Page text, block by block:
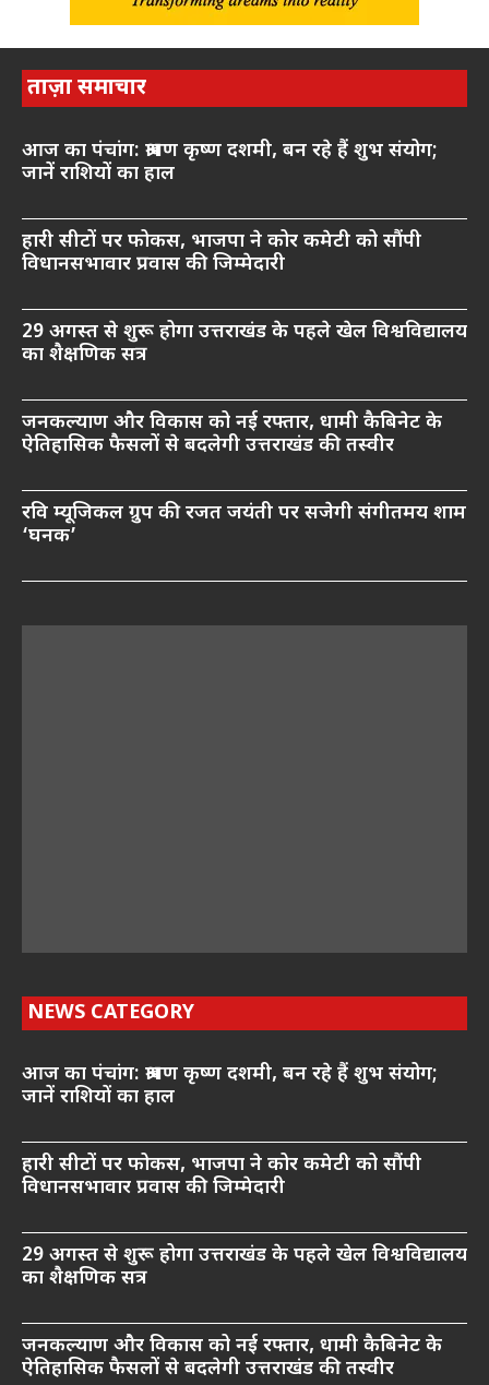
ताज़ा समाचार
आज का पंचांग: श्रावण कृष्ण दशमी, बन रहे हैं शुभ संयोग;
जानें राशियों का हाल
हारी सीटों पर फोकस, भाजपा ने कोर कमेटी को सौंपी
विधानसभावार प्रवास की जिम्मेदारी
29 अगस्त से शुरू होगा उत्तराखंड के पहले खेल विश्वविद्यालय
का शैक्षणिक सत्र
जनकल्याण और विकास को नई रफ्तार, धामी कैबिनेट के
ऐतिहासिक फैसलों से बदलेगी उत्तराखंड की तस्वीर
रवि म्यूजिकल ग्रुप की रजत जयंती पर सजेगी संगीतमय शाम
‘घनक’
NEWS CATEGORY
आज का पंचांग: श्रावण कृष्ण दशमी, बन रहे हैं शुभ संयोग;
जानें राशियों का हाल
हारी सीटों पर फोकस, भाजपा ने कोर कमेटी को सौंपी
विधानसभावार प्रवास की जिम्मेदारी
29 अगस्त से शुरू होगा उत्तराखंड के पहले खेल विश्वविद्यालय
का शैक्षणिक सत्र
जनकल्याण और विकास को नई रफ्तार, धामी कैबिनेट के
ऐतिहासिक फैसलों से बदलेगी उत्तराखंड की तस्वीर